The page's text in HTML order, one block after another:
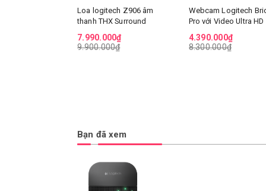
Loa logitech Z906 âm
thanh THX Surround
7.990.000₫
9.900.000₫
Webcam Logitech
Pro với Video Ultra HD
4.390.000₫
8.300.000₫
Bạn đã xem